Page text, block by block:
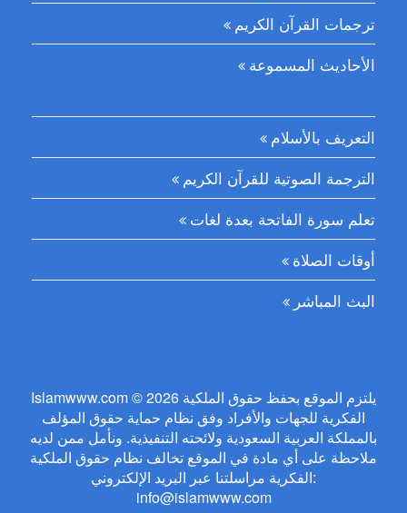
ترجمات القرآن الكريم
الأحاديث المسموعة
التعريف بالأسلام
الترجمة الصوتية للقرآن الكريم
تعلم سورة الفاتحة بعدة لغات
أوقات الصلاة
البث المباشر
Islamwww.com © 2026 يلتزم الموقع بحفظ حقوق الملكية
الفكرية للجهات والأفراد وفق نظام حماية حقوق المؤلف
بالمملكة العربية السعودية ولائحته التنفيذية. ونأمل ممن لديه
ملاحظة على أي مادة في الموقع تخالف نظام حقوق الملكية
الفكرية مراسلتنا عبر البريد الإلكتروني:
info@islamwww.com